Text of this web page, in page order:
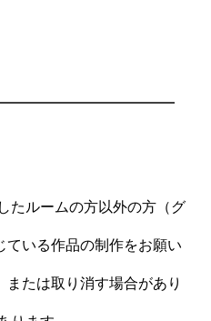
たルームの方以外の方（グ
ている作品の制作をお願い
たは取り消す場合があり